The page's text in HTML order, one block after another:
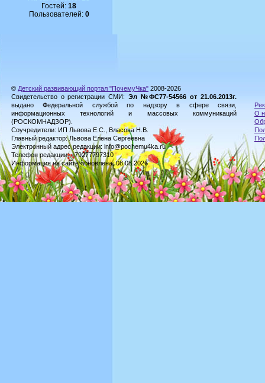
Гостей:18
Пользователей: 0
© Детский развивающий портал "ПочемуЧка" 2008-2026
Свидетельство о регистрации СМИ: Эл №ФС77-54566 от 21.06.2013г.
выдано Федеральной службой по надзору в сфере связи,
информационных технологий и массовых коммуникаций
(РОСКОМНАДЗОР).
Соучредители: ИП Львова Е.С., Власова Н.В.
Главный редактор: Львова Елена Сергеевна
Электронный адрес редакции: info@pochemu4ka.ru
Телефон редакции: +79277797310
Информация на сайте обновлена: 08.08.2026
О